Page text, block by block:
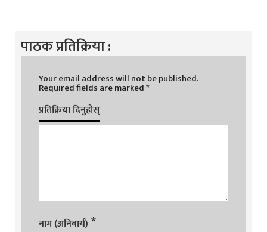
पाठक प्रतिक्रिया :
Your email address will not be published.
Required fields are marked*
प्रतिक्रिया दिनुहोस्
नाम (अनिवार्य) *